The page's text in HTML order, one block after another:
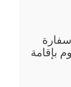
بإقامة